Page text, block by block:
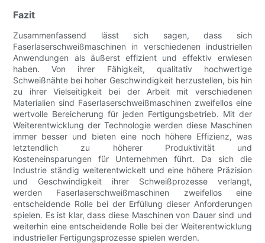
Fazit
Zusammenfassend lässt sich sagen, dass sich
Faserlaserschweißmaschinen in verschiedenen industriellen
Anwendungen als äußerst effizient und effektiv erwiesen
haben. Von ihrer Fähigkeit, qualitativ hochwertige
Schweißnähte bei hoher Geschwindigkeit herzustellen, bis hin
zu ihrer Vielseitigkeit bei der Arbeit mit verschiedenen
Materialien sind Faserlaserschweißmaschinen zweifellos eine
wertvolle Bereicherung für jeden Fertigungsbetrieb. Mit der
Weiterentwicklung der Technologie werden diese Maschinen
immer besser und bieten eine noch höhere Effizienz, was
letztendlich zu höherer Produktivität und
Kosteneinsparungen für Unternehmen führt. Da sich die
Industrie ständig weiterentwickelt und eine höhere Präzision
und Geschwindigkeit ihrer Schweißprozesse verlangt,
werden Faserlaserschweißmaschinen zweifellos eine
entscheidende Rolle bei der Erfüllung dieser Anforderungen
spielen. Es ist klar, dass diese Maschinen von Dauer sind und
weiterhin eine entscheidende Rolle bei der Weiterentwicklung
industrieller Fertigungsprozesse spielen werden.